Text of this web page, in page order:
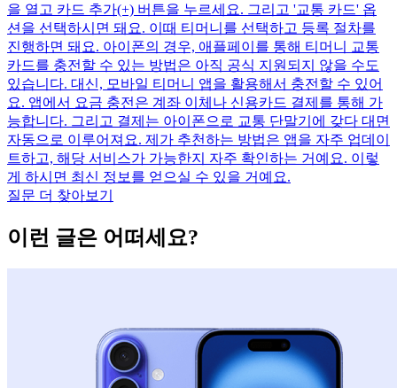
을 열고 카드 추가(+) 버튼을 누르세요. 그리고 '교통 카드' 옵
션을 선택하시면 돼요. 이때 티머니를 선택하고 등록 절차를
진행하면 돼요. 아이폰의 경우, 애플페이를 통해 티머니 교통
카드를 충전할 수 있는 방법은 아직 공식 지원되지 않을 수도
있습니다. 대신, 모바일 티머니 앱을 활용해서 충전할 수 있어
요. 앱에서 요금 충전은 계좌 이체나 신용카드 결제를 통해 가
능합니다. 그리고 결제는 아이폰으로 교통 단말기에 갖다 대면
자동으로 이루어져요. 제가 추천하는 방법은 앱을 자주 업데이
트하고, 해당 서비스가 가능한지 자주 확인하는 거예요. 이렇
게 하시면 최신 정보를 얻으실 수 있을 거예요.
질문 더 찾아보기
이런 글은 어떠세요?